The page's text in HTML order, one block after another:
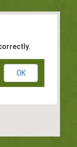
OK